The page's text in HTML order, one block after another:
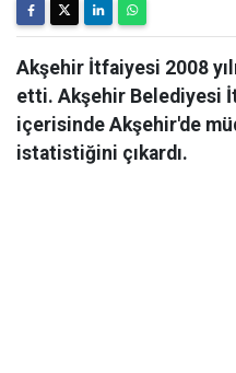
Akşehir İtfaiyesi 2008
etti. Akşehir Belediyesi
içerisinde Akşehir'de
istatistiğini çıkardı.